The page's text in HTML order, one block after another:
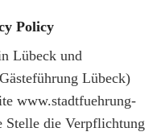
Policy
Lübeck und
Lübeck)
www.stadtfuehrung-
Stelle die Verpflichtung